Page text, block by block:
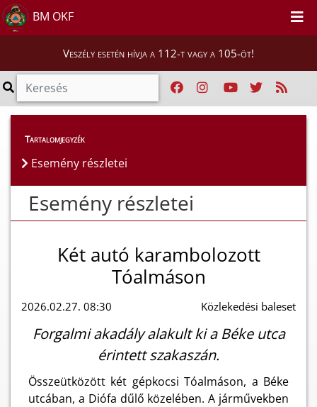
BM OKF
Veszély esetén hívja a 112-t vagy a 105-öt!
Esemény részletei
Tartalomjegyzék
Esemény részletei
Esemény részletei
Két autó karambolozott
Tóalmáson
2026.02.27. 08:30 Közlekedési baleset
Forgalmi akadály alakult ki a Béke utca
érintett szakaszán.
Összeütközött két gépkocsi Tóalmáson, a Béke
utcában, a Diófa dűlő közelében. A járművekben